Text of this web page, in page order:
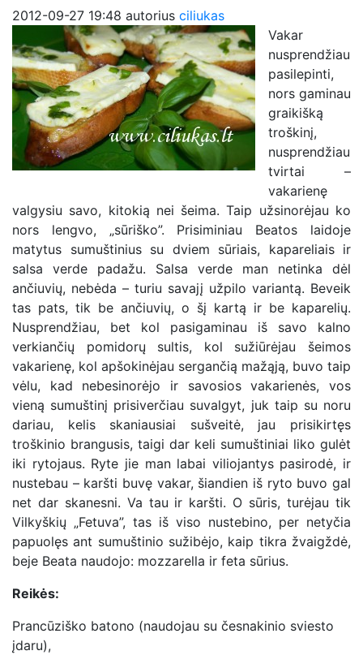
2012-09-27 19:48 autorius ciliukas
Vakar
nusprendžiau
pasilepinti,
nors gaminau
graikišką
troškinį,
nusprendžiau
tvirtai –
vakarienę
valgysiu savo, kitokią nei šeima. Taip užsinorėjau ko
nors lengvo, „sūriško”. Prisiminiau Beatos laidoje
matytus sumuštinius su dviem sūriais, kapareliais ir
salsa verde padažu. Salsa verde man netinka dėl
ančiuvių, nebėda – turiu savajį užpilo variantą. Beveik
tas pats, tik be ančiuvių, o šį kartą ir be kaparelių.
Nusprendžiau, bet kol pasigaminau iš savo kalno
verkiančių pomidorų sultis, kol sužiūrėjau šeimos
vakarienę, kol apšokinėjau sergančią mažąją, buvo taip
vėlu, kad nebesinorėjo ir savosios vakarienės, vos
vieną sumuštinį prisiverčiau suvalgyt, juk taip su noru
dariau, kelis skaniausiai sušveitė, jau prisikirtęs
troškinio brangusis, taigi dar keli sumuštiniai liko gulėt
iki rytojaus. Ryte jie man labai viliojantys pasirodė, ir
nustebau – karšti buvę vakar, šiandien iš ryto buvo gal
net dar skanesni. Va tau ir karšti. O sūris, turėjau tik
Vilkyškių „Fetuva”, tas iš viso nustebino, per netyčia
papuolęs ant sumuštinio sužibėjo, kaip tikra žvaigždė,
beje Beata naudojo: mozzarella ir feta sūrius.
Reikės:
Prancūziško batono (naudojau su česnakinio sviesto
įdaru),